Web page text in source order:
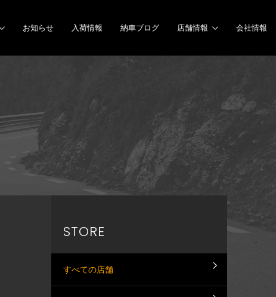
お知らせ 入荷情報 納車ブログ 店舗情報 会社情報
STORE
すべての店舗